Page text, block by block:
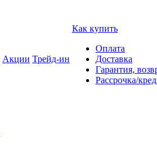
Акции Трейд-ин
Как купить
Оплата
Доставка
Гарантия,
Рассрочка/